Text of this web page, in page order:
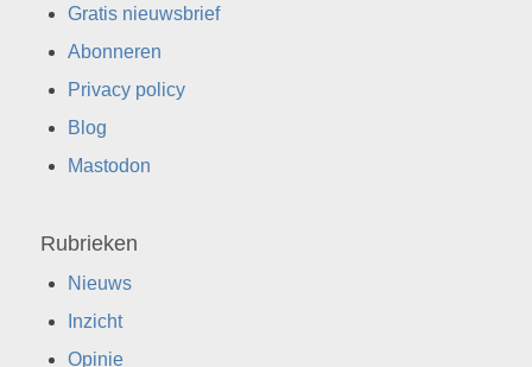
Gratis nieuwsbrief
Abonneren
Privacy policy
Blog
Mastodon
Rubrieken
Nieuws
Inzicht
Opinie